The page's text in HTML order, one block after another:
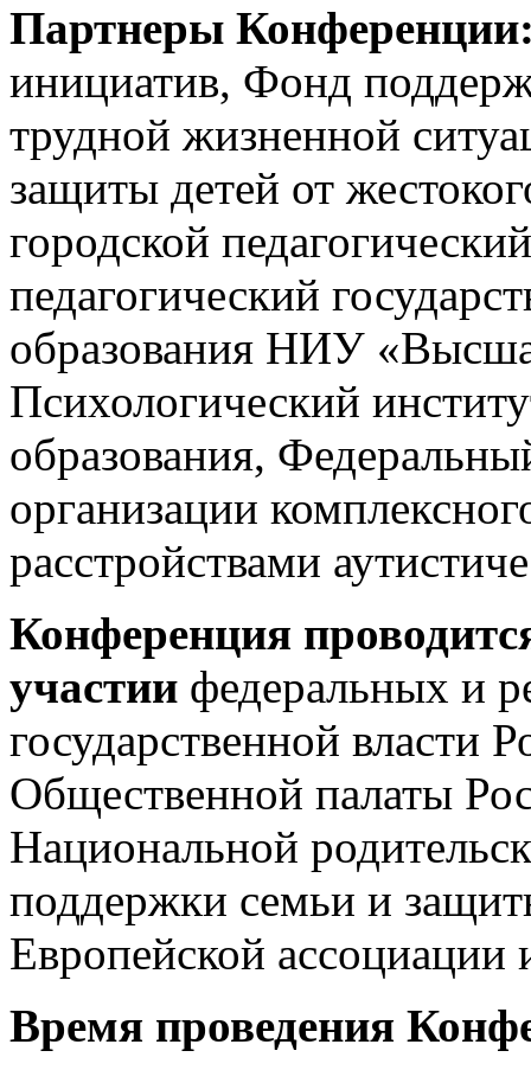
Партнеры
инициатив, Фонд
трудной жизненной
защиты детей от
городской
педагогический
образования НИУ
Психологический
образования,
организации
расстройствами
Конференция
участии федеральных и
государственной власти
Общественной палаты
Национальной
поддержки семьи и
Европейской ассоциации
Время проведения